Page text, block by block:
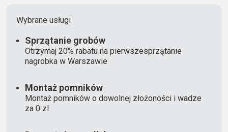
Wybrane usługi
Sprzątanie grobów
Otrzymaj 20% rabatu na pierwszesprzątanie
nagrobka w Warszawie
Montaż pomników
Montaż pomników o dowolnej złożoności i wadze
za 0 zl